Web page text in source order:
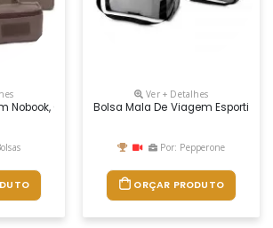
Nobook, Com Detalhes Em Couro Sintético Com
Ver + Detalhes
Bolsa Mala De Viagem Esportiva
Por: Pepperone
ORÇAR PRODUTO